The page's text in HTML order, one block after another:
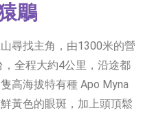
鵰
尋找主角，由1300米的營
全程大約4公里，沿途都
高海拔特有種 Apo Myna
黃色的眼斑，加上頭頂鬆